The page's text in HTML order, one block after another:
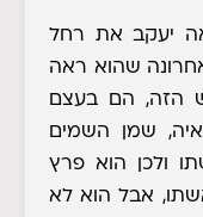
יעקב את רחל
שהוא ראה
הזה, הם בעצם
שמן השמים
ולכן הוא פרץ
אבל הוא לא